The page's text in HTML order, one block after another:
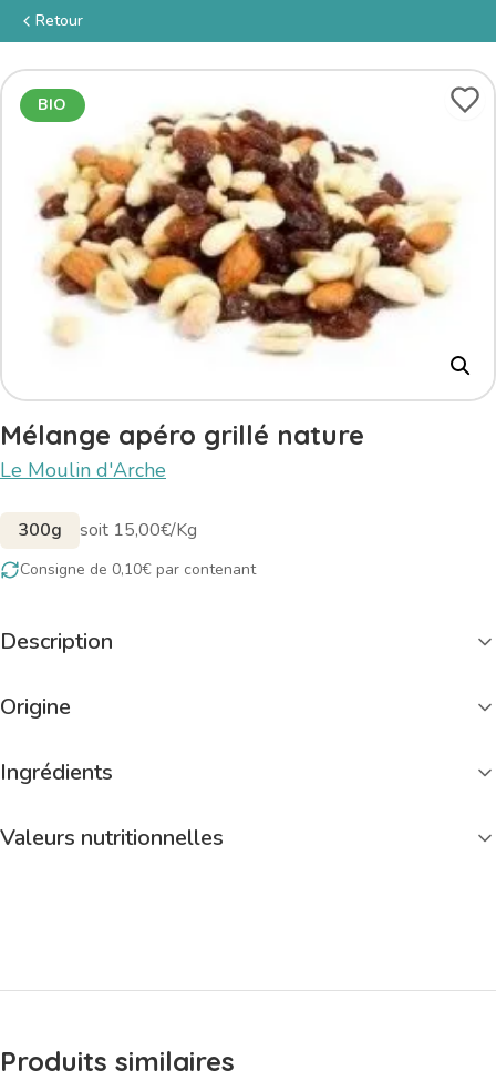
Retour
BIO
Mélange apéro grillé nature
Le Moulin d'Arche
300g soit 15,00€/Kg
Consigne de 0,10€ par contenant
Description
Origine
Ingrédients
Valeurs nutritionnelles
Produits similaires